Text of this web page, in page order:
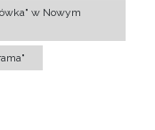
w Nowym